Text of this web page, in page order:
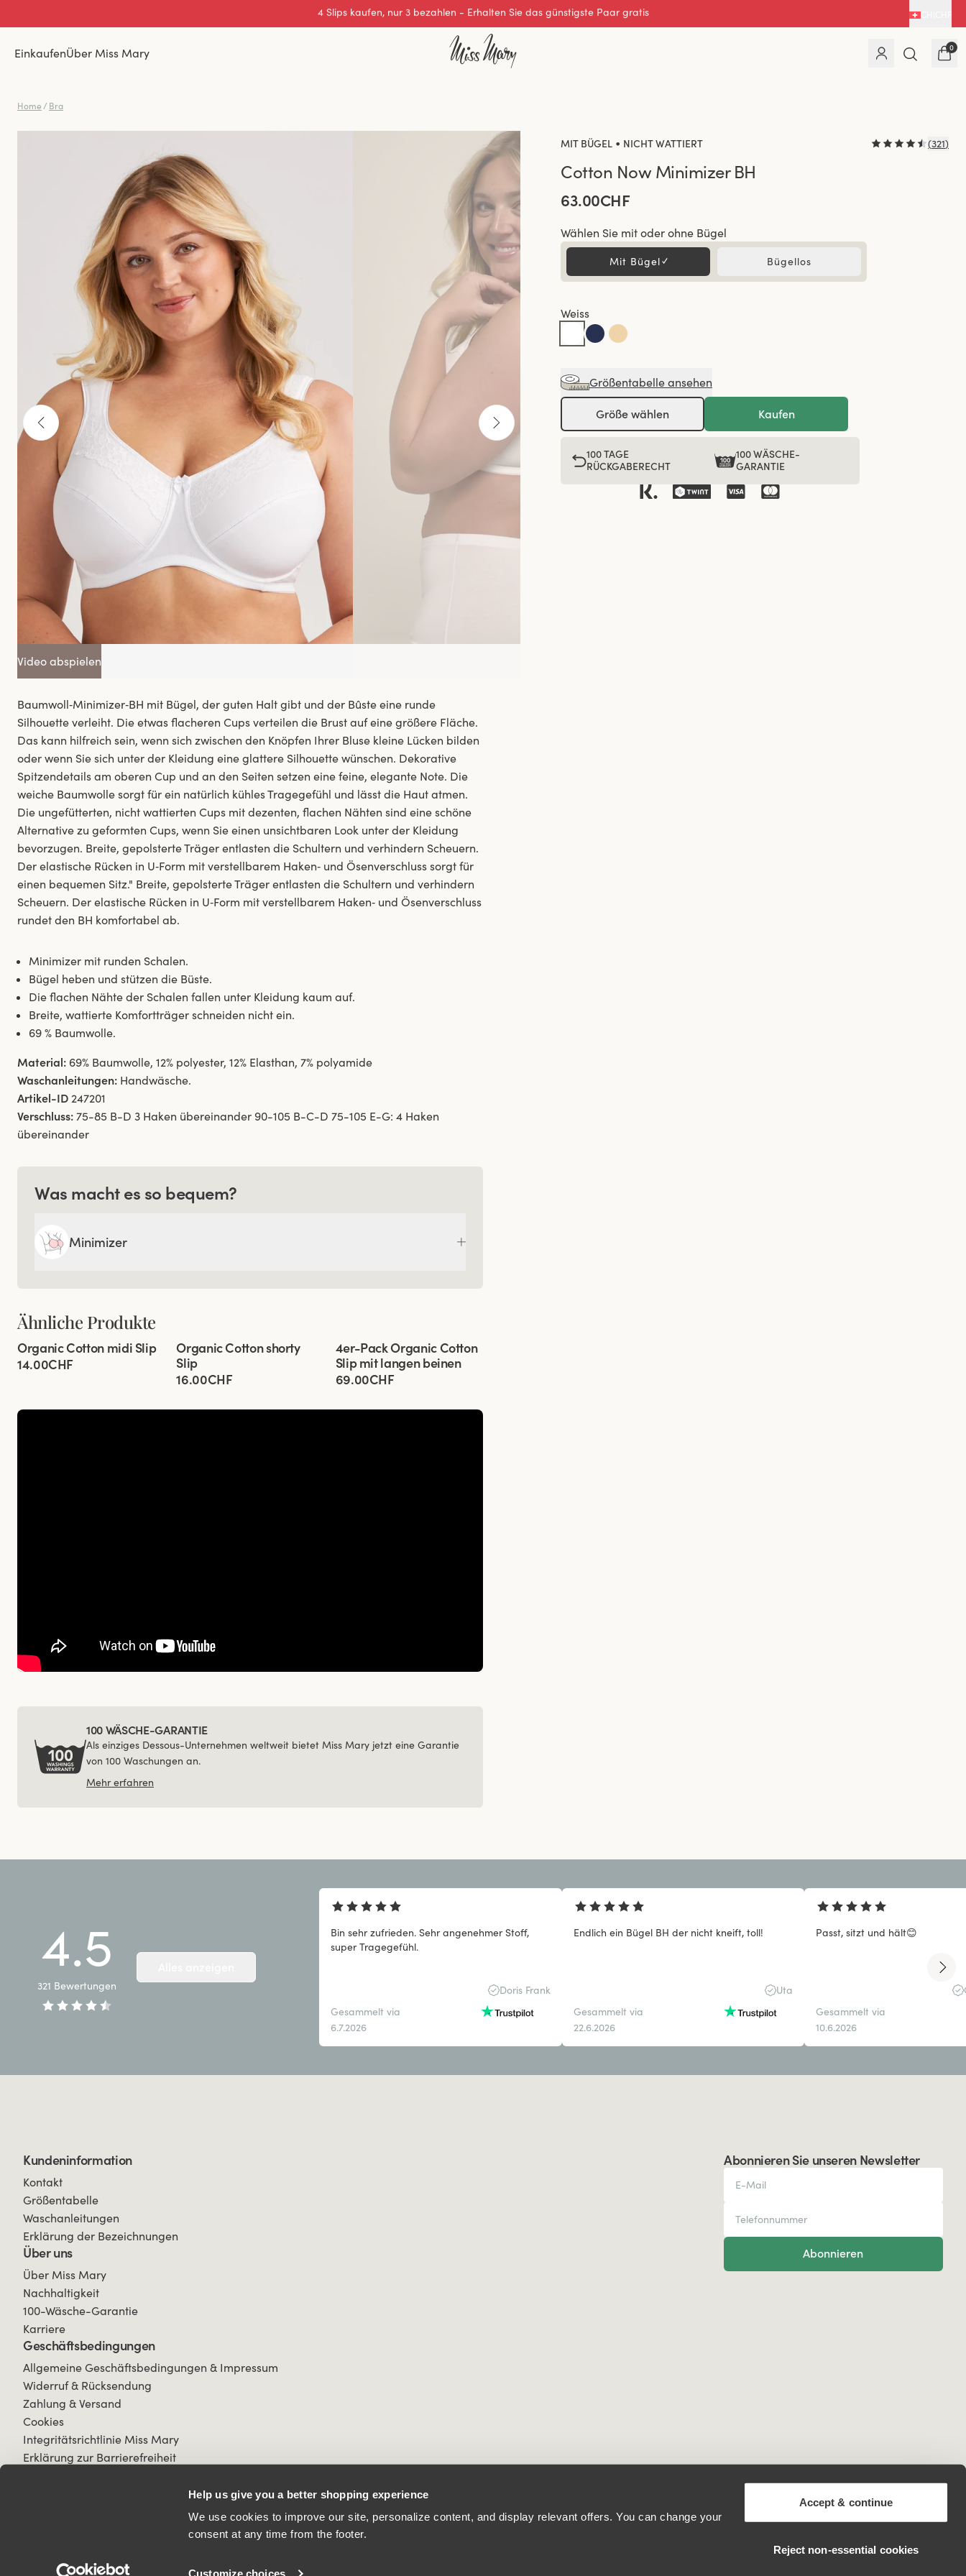
Help us give you a better shopping experience
We use cookies to improve our site, personalize content, and display relevant offers. You can change your
consent at any time from the footer.
Customize choices
Accept & continue
Reject non‑essential cookies
Wir übernehmen alle Einfuhrzölle für Bestellungen aus der Schweiz.
EinkaufenÜber Miss Mary 0
Home / Bra
Video abspielen
MIT BÜGEL • NICHT WATTIERT (321)
Cotton Now Minimizer BH
63.00CHF
Wählen Sie mit oder ohne Bügel
Mit Bügel✓ Bügellos
Weiss
Größentabelle ansehen
Größe wählen Kaufen
100 TAGE
RÜCKGABERECHT
100 WÄSCHE-
GARANTIE
Baumwoll‑Minimizer‑BH mit Bügel, der guten Halt gibt und der Bûste eine runde
Silhouette verleiht. Die etwas flacheren Cups verteilen die Brust auf eine größere Fläche.
Das kann hilfreich sein, wenn sich zwischen den Knöpfen Ihrer Bluse kleine Lücken bilden
oder wenn Sie sich unter der Kleidung eine glattere Silhouette wünschen. Dekorative
Spitzendetails am oberen Cup und an den Seiten setzen eine feine, elegante Note. Die
weiche Baumwolle sorgt für ein natürlich kühles Tragegefühl und lässt die Haut atmen.
Die ungefütterten, nicht wattierten Cups mit dezenten, flachen Nähten sind eine schöne
Alternative zu geformten Cups, wenn Sie einen unsichtbaren Look unter der Kleidung
bevorzugen. Breite, gepolsterte Träger entlasten die Schultern und verhindern Scheuern.
Der elastische Rücken in U‑Form mit verstellbarem Haken‑ und Ösenverschluss sorgt für
einen bequemen Sitz." Breite, gepolsterte Träger entlasten die Schultern und verhindern
Scheuern. Der elastische Rücken in U‑Form mit verstellbarem Haken‑ und Ösenverschluss
rundet den BH komfortabel ab.
Minimizer mit runden Schalen.
Bügel heben und stützen die Büste.
Die flachen Nähte der Schalen fallen unter Kleidung kaum auf.
Breite, wattierte Komfortträger schneiden nicht ein.
69 % Baumwolle.
Material: 69% Baumwolle, 12% polyester, 12% Elasthan, 7% polyamide
Waschanleitungen: Handwäsche.
Artikel-ID 247201
Verschluss: 75-85 B-D 3 Haken übereinander 90-105 B-C-D 75-105 E-G: 4 Haken
übereinander
Was macht es so bequem?
Minimizer
Ähnliche Produkte
Viewing image 1 of 2
4 für 3
Organic Cotton midi Slip
14.00CHF
Viewing image 1 of 2
4 für 3
Organic Cotton shorty
Slip
16.00CHF
Viewing image 1 of 3
4er-Pack Organic Cotton
Slip mit langen beinen
69.00CHF
100 WÄSCHE-GARANTIE
Als einziges Dessous-Unternehmen weltweit bietet Miss Mary jetzt eine Garantie
von 100 Waschungen an.
Mehr erfahren
4.5
321 Bewertungen
Bin sehr zufrieden. Sehr angenehmer Stoff,
super Tragegefühl.
Doris Frank
Gesammelt via
6.7.2026
Endlich ein Bügel BH der nicht kneift, toll!
Uta
Gesammelt via
22.6.2026
Passt, sitzt und hält😊
Gesammelt via
10.6.2026
Abonnieren Sie unseren Newsletter
Abonnieren
Kundeninformation
Kontakt
Größentabelle
Waschanleitungen
Erklärung der Bezeichnungen
Über uns
Über Miss Mary
Nachhaltigkeit
100-Wäsche-Garantie
Karriere
Geschäftsbedingungen
Allgemeine Geschäftsbedingungen & Impressum
Widerruf & Rücksendung
Zahlung & Versand
Cookies
Integritätsrichtlinie Miss Mary
Erklärung zur Barrierefreiheit